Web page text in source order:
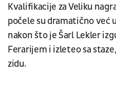
Kvalifikacije za Veliku
počele su dramatično već
nakon što je Šarl Lekler
Ferarijem i izleteo sa
zidu.